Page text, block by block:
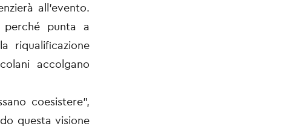
all’evento.
perché punta a
riqualificazione
accolgano
coesistere”,
questa visione